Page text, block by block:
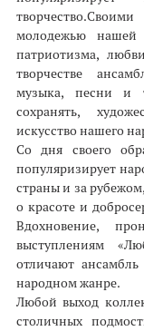
молодежью нашей
патриотизма,
творчестве
музыка, песни и
сохранять,
искусство нашего
Со дня своего
популяризирует
страны и за
о красоте и
Вдохновение,
выступлениям
отличают
народном жанре.
Любой выход
столичных